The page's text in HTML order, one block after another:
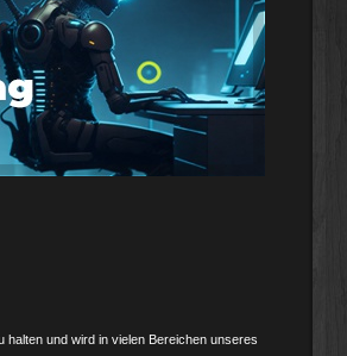
halten und wird in vielen Bereichen unseres